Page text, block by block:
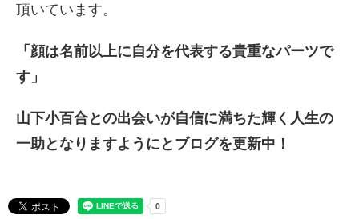
頂いています。
「顔は名前以上に自分を代表する貴重なパーツで
す」
山下小百合との出会いが自信に満ちた輝く人生の
一助となりますようにとブログを更新中！